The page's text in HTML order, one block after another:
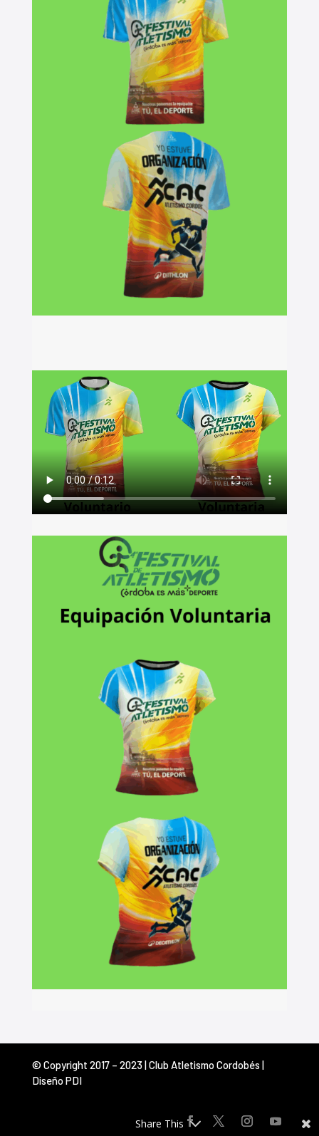
© Copyright 2017 – 2023 | Club Atletismo Cordobés |
Diseño PDI
Share This